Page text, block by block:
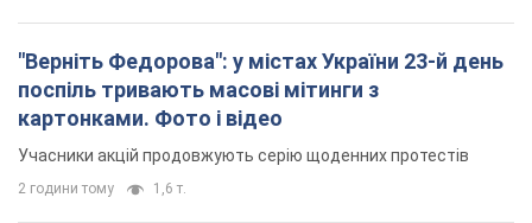
"Верніть Федорова": у містах України 23-й день
поспіль тривають масові мітинги з
картонками. Фото і відео
Учасники акцій продовжують серію щоденних протестів
2 години тому 1,6 т.